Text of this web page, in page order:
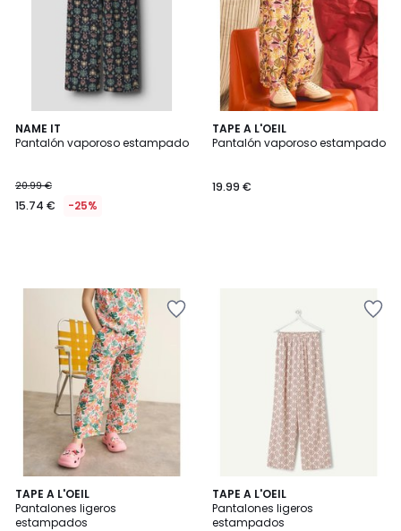
NAME IT
Pantalón vaporoso estampado
20.99 €
15.74 € -25%
TAPE A L'OEIL
Pantalón vaporoso estampado
19.99 €
TAPE A L'OEIL
Pantalones ligeros
estampados
TAPE A L'OEIL
Pantalones ligeros
estampados